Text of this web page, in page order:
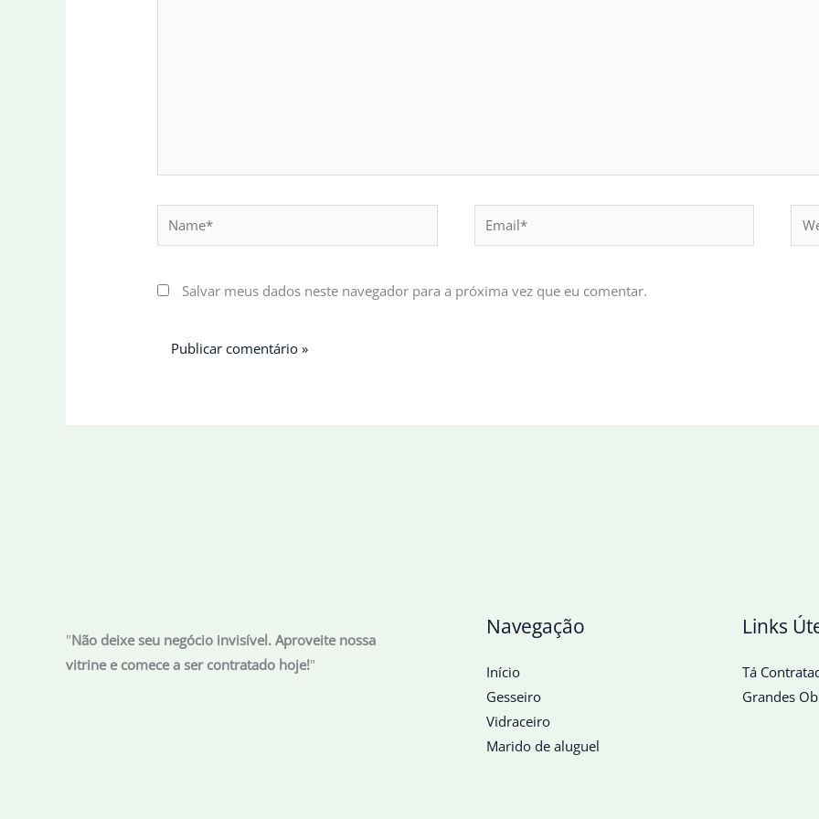
Name* Email*
Salvar meus dados neste navegador para a próxima vez que eu comentar.
"Não deixe seu negócio invisível. Aproveite nossa
vitrine e comece a ser contratado hoje!"
Navegação
Início
Gesseiro
Vidraceiro
Marido de aluguel
Links
Tá
Grandes